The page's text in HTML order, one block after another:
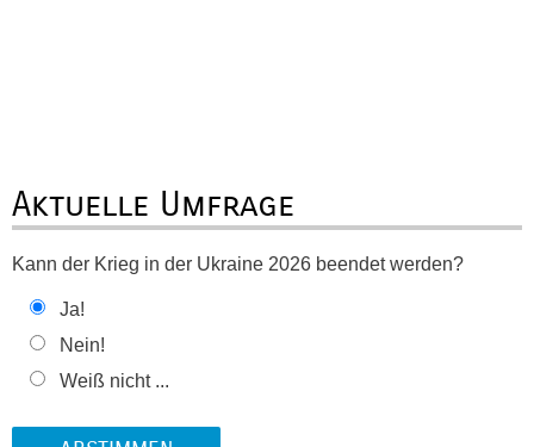
Aktuelle Umfrage
Kann der Krieg in der Ukraine 2026 beendet werden?
Ja!
Nein!
Weiß nicht ...